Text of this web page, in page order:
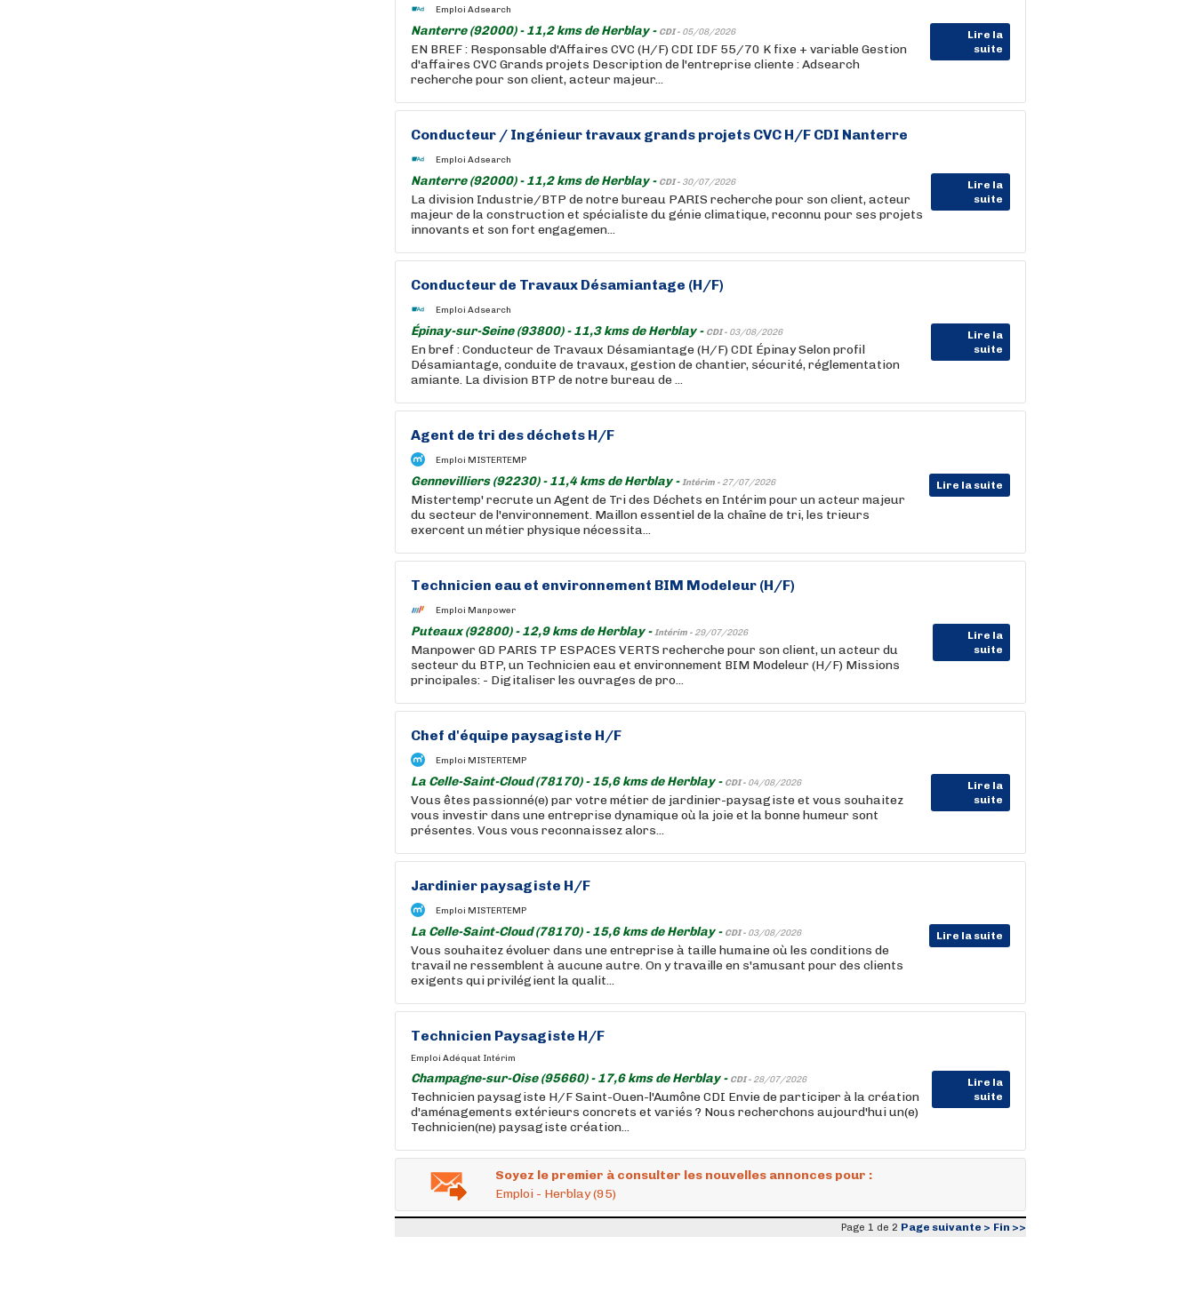
Emploi Adsearch
Nanterre (92000) - 11,2 kms de Herblay - CDI - 05/08/2026
Lire la
suite
EN BREF : Responsable d'Affaires CVC (H/F) CDI IDF 55/70 K fixe + variable Gestion
d'affaires CVC Grands projets Description de l'entreprise cliente : Adsearch
recherche pour son client, acteur majeur...
Conducteur / Ingénieur travaux grands projets CVC H/F CDI Nanterre
Emploi Adsearch
Nanterre (92000) - 11,2 kms de Herblay - CDI - 30/07/2026
Lire la
suite
La division Industrie/BTP de notre bureau PARIS recherche pour son client, acteur
majeur de la construction et spécialiste du génie climatique, reconnu pour ses projets
innovants et son fort engagemen...
Conducteur de Travaux Désamiantage (H/F)
Emploi Adsearch
Épinay-sur-Seine (93800) - 11,3 kms de Herblay - CDI - 03/08/2026
Lire la
suite
En bref : Conducteur de Travaux Désamiantage (H/F) CDI Épinay Selon profil
Désamiantage, conduite de travaux, gestion de chantier, sécurité, réglementation
amiante. La division BTP de notre bureau de ...
Agent de tri des déchets H/F
Emploi MISTERTEMP
Gennevilliers (92230) - 11,4 kms de Herblay -Intérim - 27/07/2026 Lire la suite
Mistertemp' recrute un Agent de Tri des Déchets en Intérim pour un acteur majeur
du secteur de l'environnement. Maillon essentiel de la chaîne de tri, les trieurs
exercent un métier physique nécessita...
Technicien eau et environnement BIM Modeleur (H/F)
Emploi Manpower
Puteaux (92800) - 12,9 kms de Herblay -Intérim - 29/07/2026
Lire la
suite
Manpower GD PARIS TP ESPACES VERTS recherche pour son client, un acteur du
secteur du BTP, un Technicien eau et environnement BIM Modeleur (H/F) Missions
principales: - Digitaliser les ouvrages de pro...
Chef d'équipe paysagiste H/F
Emploi MISTERTEMP
La Celle-Saint-Cloud (78170) - 15,6 kms de Herblay - CDI - 04/08/2026
Lire la
suite
Vous êtes passionné(e) par votre métier de jardinier-paysagiste et vous souhaitez
vous investir dans une entreprise dynamique où la joie et la bonne humeur sont
présentes. Vous vous reconnaissez alors...
Jardinier paysagiste H/F
Emploi MISTERTEMP
La Celle-Saint-Cloud (78170) - 15,6 kms de Herblay - CDI - 03/08/2026 Lire la suite
Vous souhaitez évoluer dans une entreprise à taille humaine où les conditions de
travail ne ressemblent à aucune autre. On y travaille en s'amusant pour des clients
exigents qui privilégient la qualit...
Technicien Paysagiste H/F
Emploi Adéquat Intérim
Champagne-sur-Oise (95660) - 17,6 kms de Herblay - CDI - 28/07/2026
Lire la
suite
Technicien paysagiste H/F Saint-Ouen-l'Aumône CDI Envie de participer à la création
d'aménagements extérieurs concrets et variés ? Nous recherchons aujourd'hui un(e)
Technicien(ne) paysagiste création...
Soyez le premier à consulter les nouvelles annonces pour :
Emploi - Herblay (95)
Page 1 de 2 Page suivante > Fin >>